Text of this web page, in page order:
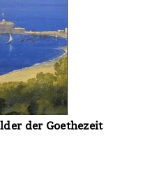
der Goethezeit